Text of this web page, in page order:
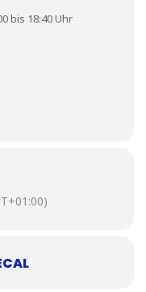
bis 18:40 Uhr
basis-